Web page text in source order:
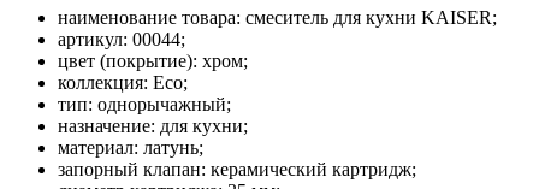
наименование товара: смеситель для кухни KAISER;
артикул: 00044;
цвет (покрытие): хром;
коллекция: Eco;
тип: однорычажный;
назначение: для кухни;
материал: латунь;
запорный клапан: керамический картридж;